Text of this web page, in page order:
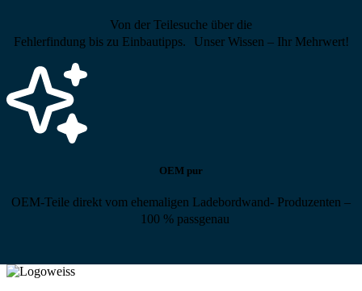
Von der Teilesuche über die
Fehlerfindung bis zu Einbautipps. Unser Wissen – Ihr Mehrwert!
OEM pur
OEM-Teile direkt vom ehemaligen Ladebordwand- Produzenten –
100 % passgenau